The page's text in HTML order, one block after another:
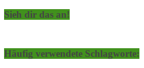
Sieh dir das an!
Häufig verwendete Schlagworte: